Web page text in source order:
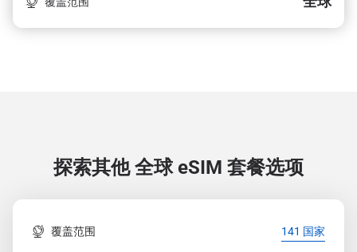
探索其他 全球eSIM 套餐选项
覆盖范围 141 国家